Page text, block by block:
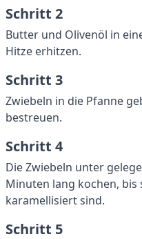
Schritt 2
Butter und Olivenöl in
Hitze erhitzen.
Schritt 3
Zwiebeln in die Pfanne
bestreuen.
Schritt 4
Die Zwiebeln unter
Minuten lang kochen,
karamellisiert sind.
Schritt 5